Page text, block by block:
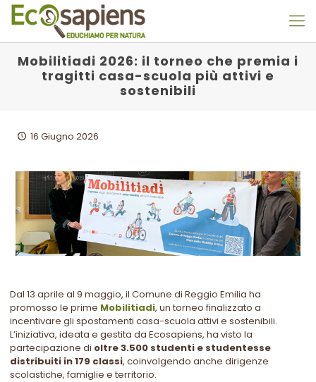
Mobilitiadi 2026: il torneo che premia i
tragitti casa-scuola più attivi e
sostenibili
16 Giugno 2026
Dal 13 aprile al 9 maggio, il Comune di Reggio Emilia ha
promosso le prime Mobilitiadi, un torneo finalizzato a
incentivare gli spostamenti casa-scuola attivi e sostenibili.
L’iniziativa, ideata e gestita da Ecosapiens, ha visto la
partecipazione di oltre 3.500 studenti e studentesse
distribuiti in 179 classi, coinvolgendo anche dirigenze
scolastiche, famiglie e territorio.